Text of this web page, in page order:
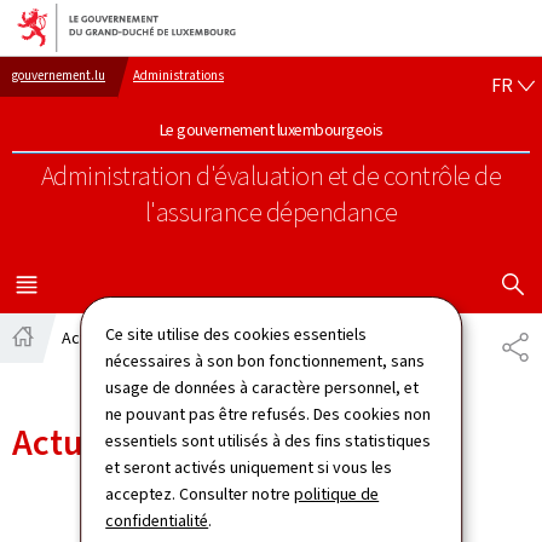
Ce site utilise des cookies essentiels
nécessaires à son bon fonctionnement, sans
usage de données à caractère personnel, et
ne pouvant pas être refusés. Des cookies non
essentiels sont utilisés à des fins statistiques
et seront activés uniquement si vous les
acceptez. Consulter notrepolitique de
confidentialité.
Aller au menu principal
Aller au contenu
gouvernement.lu Administrations
Le gouvernement luxembourgeois
Administration d'évaluation et de contrôle de
l'assurance dépendance
FR
MENU
PRINCIPAL
Actualités
Actualités